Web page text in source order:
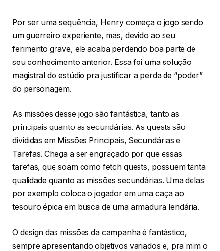
Por ser uma sequência, Henry começa o jogo sendo
um guerreiro experiente, mas, devido ao seu
ferimento grave, ele acaba perdendo boa parte de
seu conhecimento anterior. Essa foi uma solução
magistral do estúdio pra justificar a perda de “poder”
do personagem.
As missões desse jogo são fantástica, tanto as
principais quanto as secundárias. As quests são
divididas em Missões Principais, Secundárias e
Tarefas. Chega a ser engraçado por que essas
tarefas, que soam como fetch quests, possuem tanta
qualidade quanto as missões secundárias. Uma delas
por exemplo coloca o jogador em uma caça ao
tesouro épica em busca de uma armadura lendária.
O design das missões da campanha é fantástico,
sempre apresentando objetivos variados e, pra mim o